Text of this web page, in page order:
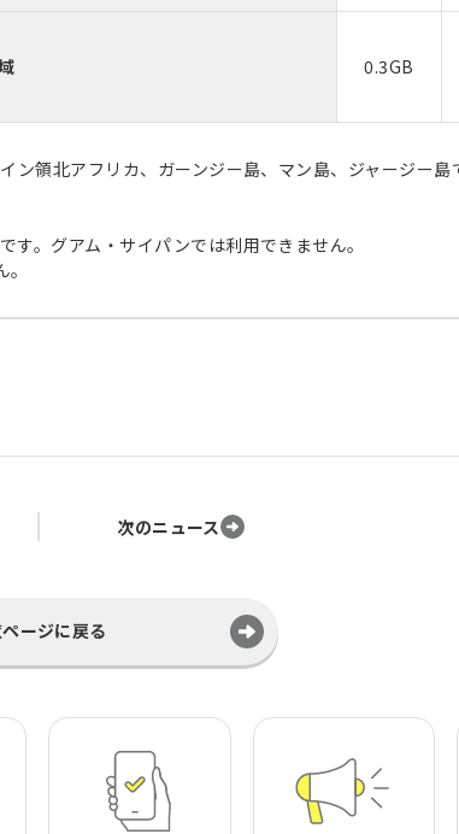
0.3GB
領北アフリカ、ガーンジー島、マン島、ジャージー島
。グアム・サイパンでは利用できません。
次のニュース
ージに戻る